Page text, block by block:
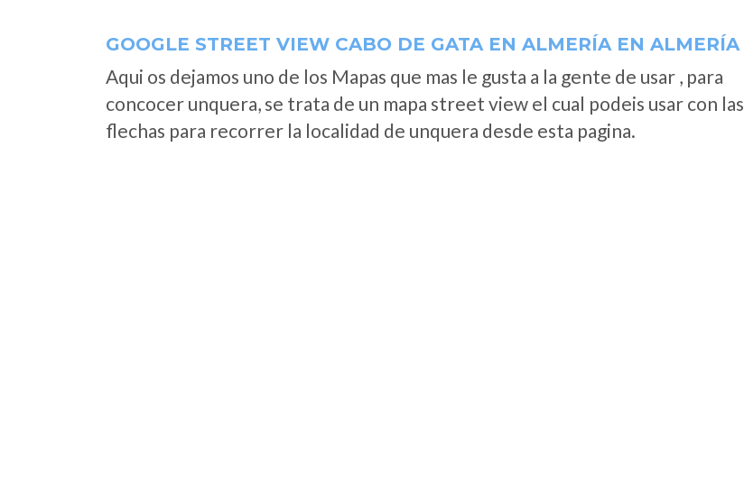
GOOGLE STREET VIEW CABO DE GATA EN ALMERÍA EN ALMERÍA
Aqui os dejamos uno de los Mapas que mas le gusta a la gente de usar , para
concocer unquera, se trata de un mapa street view el cual podeis usar con las
flechas para recorrer la localidad de unquera desde esta pagina.